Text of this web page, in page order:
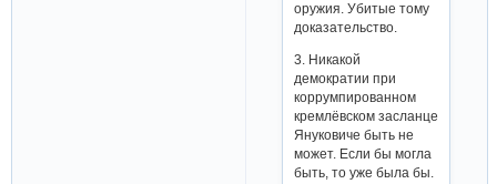
оружия. Убитые тому
доказательство.
3. Никакой
демократии при
коррумпированном
кремлёвском засланце
Януковиче быть не
может. Если бы могла
быть, то уже была бы.